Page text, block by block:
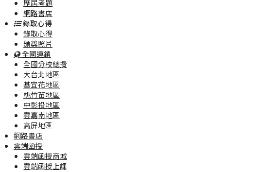
歷屆考題
網路書店
錄取心得
錄取心得
頒獎照片
全國連鎖
全國分校總攬
大台北地區
基宜花地區
桃竹苗地區
中彰投地區
雲嘉南地區
高屏地區
網路書店
雲端函授
雲端函授商城
雲端函授上課